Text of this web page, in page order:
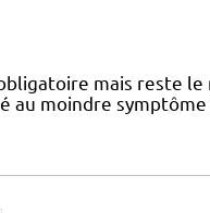
mais reste
au moindre